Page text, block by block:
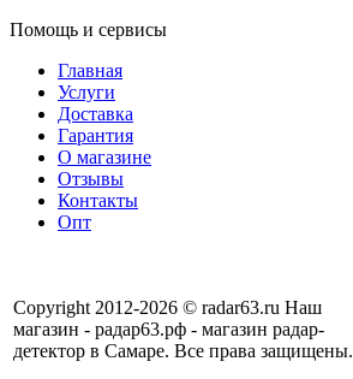
Помощь и сервисы
Главная
Услуги
Доставка
Гарантия
О магазине
Отзывы
Контакты
Опт
Copyright 2012-2026 © radar63.ru Наш
магазин - радар63.рф - магазин радар-
детектор в Самаре. Все права защищены.